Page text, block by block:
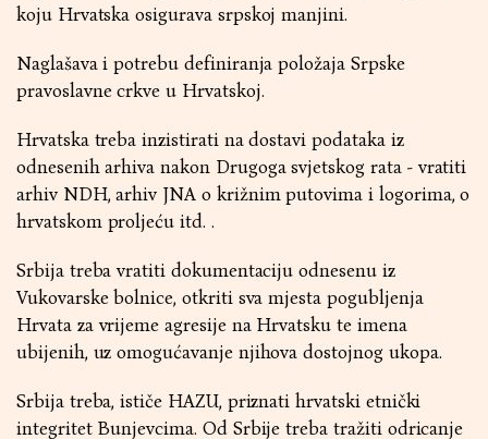
koju Hrvatska osigurava srpskoj manjini.
Naglašava i potrebu definiranja položaja Srpske
pravoslavne crkve u Hrvatskoj.
Hrvatska treba inzistirati na dostavi podataka iz
odnesenih arhiva nakon Drugoga svjetskog rata - vratiti
arhiv NDH, arhiv JNA o križnim putovima i logorima, o
hrvatskom proljeću itd. .
Srbija treba vratiti dokumentaciju odnesenu iz
Vukovarske bolnice, otkriti sva mjesta pogubljenja
Hrvata za vrijeme agresije na Hrvatsku te imena
ubijenih, uz omogućavanje njihova dostojnog ukopa.
Srbija treba, ističe HAZU, priznati hrvatski etnički
integritet Bunjevcima. Od Srbije treba tražiti odricanje